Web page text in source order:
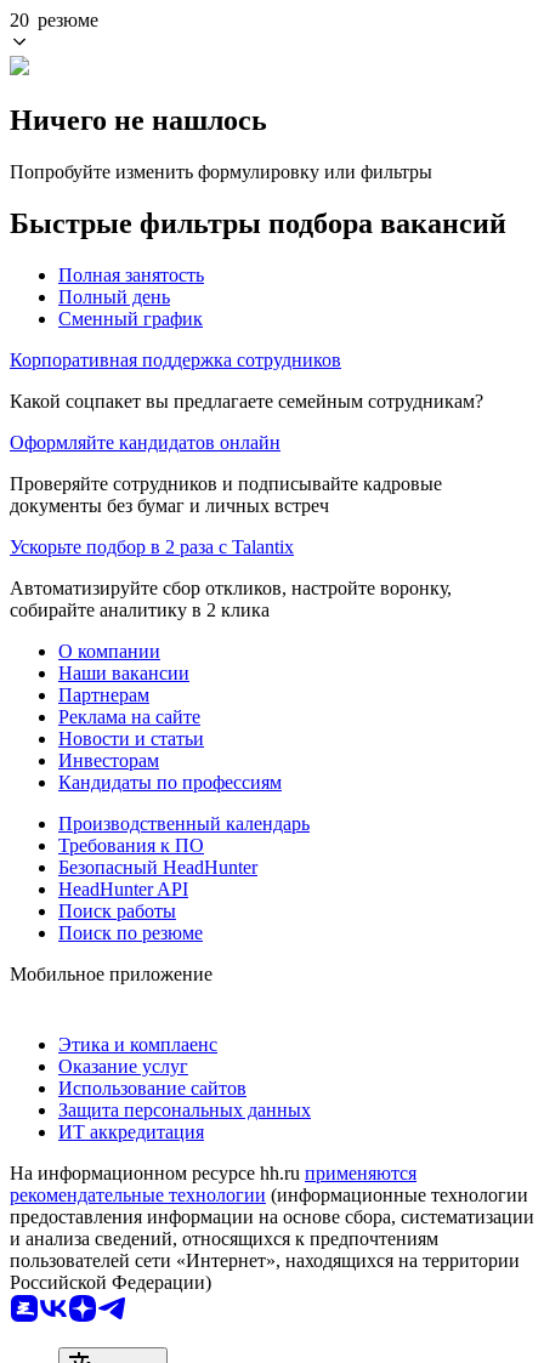
20 резюме
Ничего не нашлось
Попробуйте изменить формулировку или фильтры
Быстрые фильтры подбора вакансий
Полная занятость
Полный день
Сменный график
Корпоративная поддержка сотрудников
Какой соцпакет вы предлагаете семейным сотрудникам?
Оформляйте кандидатов онлайн
Проверяйте сотрудников и подписывайте кадровые
документы без бумаг и личных встреч
Ускорьте подбор в 2 раза с Talantix
Автоматизируйте сбор откликов, настройте воронку,
собирайте аналитику в 2 клика
О компании
Наши вакансии
Партнерам
Реклама на сайте
Новости и статьи
Инвесторам
Кандидаты по профессиям
Производственный календарь
Требования к ПО
Безопасный HeadHunter
HeadHunter API
Поиск работы
Поиск по резюме
Мобильное приложение
Этика и комплаенс
Оказание услуг
Использование сайтов
Защита персональных данных
ИТ аккредитация
На информационном ресурсе hh.ru применяются
рекомендательные технологии (информационные технологии
предоставления информации на основе сбора, систематизации
и анализа сведений, относящихся к предпочтениям
пользователей сети «Интернет», находящихся на территории
Российской Федерации)